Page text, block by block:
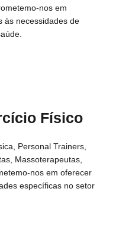
nos em
às necessidades de
Físico
Personal Trainers,
Massoterapeutas,
nos em oferecer
específicas no setor